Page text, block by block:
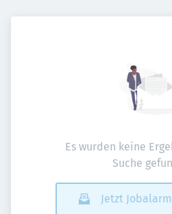
Es wurden keine
Suche
Jetzt